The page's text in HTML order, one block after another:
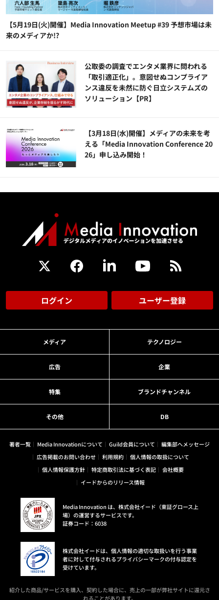
【5月19日(火)開催】Media Innovation Meetup #39 予想市場は未
来のメディアか!?
公​​取委の調査でエンタメ業界に問われる
「取引適正化」。意図せぬコンプライア
ンス違反を未然に防ぐ日立システムズの
ソリューション​【PR】
【3月18日(水)開催】メディアの未来を考
える「Media Innovation Conference 20
26」申し込み開始！
ログイン ユーザー登録
メディア テクノロジー
広告 企業
特集 ブランドチャンネル
その他 DB
著者一覧 Media Innovationについて Guild会員について
編集部へメッセージ
広告掲載のお問い合わせ
利用規約
個人情報の取扱について
個人情報保護方針
特定商取引法に基づく表記
会社概要
イードからのリリース情報
Media Innovation は、株式会社イード（東証グロース上
場）の運営するサービスです。
証券コード：6038
株式会社イードは、個人情報の適切な取扱いを行う事業
者に対して付与されるプライバシーマークの付与認定を
受けています。
紹介した商品/サービスを購入、契約した場合に、売上の一部が弊社サイトに還元さ
れることがあります。